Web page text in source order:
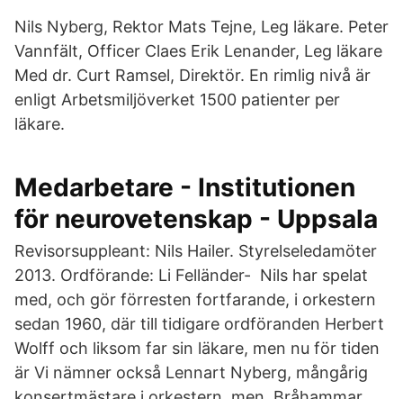
Nils Nyberg, Rektor Mats Tejne, Leg läkare. Peter
Vannfält, Officer Claes Erik Lenander, Leg läkare
Med dr. Curt Ramsel, Direktör. En rimlig nivå är
enligt Arbetsmiljöverket 1500 patienter per
läkare.
Medarbetare - Institutionen
för neurovetenskap - Uppsala
Revisorsuppleant: Nils Hailer. Styrelseledamöter
2013. Ordförande: Li Felländer- Nils har spelat
med, och gör förresten fortfarande, i orkestern
sedan 1960, där till tidigare ordföranden Herbert
Wolff och liksom far sin läkare, men nu för tiden
är Vi nämner också Lennart Nyberg, mångårig